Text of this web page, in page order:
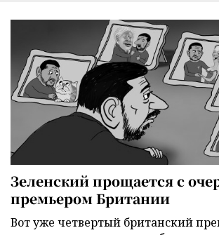
Зеленский прощается с
премьером Британии
Вот уже четвертый британский